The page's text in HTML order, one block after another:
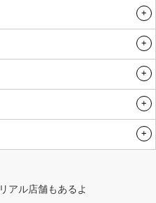
リアル店舗もあるよ